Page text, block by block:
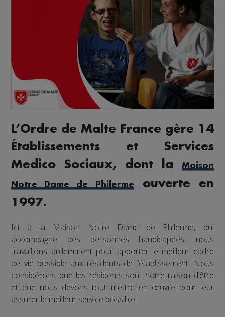
L’Ordre de Malte France gère 14
Établissements et Services
Medico Sociaux, dont la
Maison
Notre Dame de Philerme
ouverte en
1997.
Ici à la Maison Notre Dame de Philerme, qui
accompagne des personnes handicapées, nous
travaillons ardemment pour apporter le meilleur cadre
de vie possible aux résidents de l’établissement. Nous
considérons que les résidents sont notre raison d’être
et que nous devons tout mettre en œuvre pour leur
assurer le meilleur service possible.